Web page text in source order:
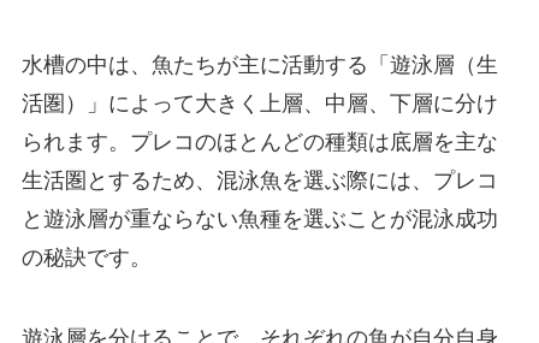
水槽の中は、魚たちが主に活動する「遊泳層（生
活圏）」によって大きく上層、中層、下層に分け
られます。プレコのほとんどの種類は底層を主な
生活圏とするため、混泳魚を選ぶ際には、プレコ
と遊泳層が重ならない魚種を選ぶことが混泳成功
の秘訣です。